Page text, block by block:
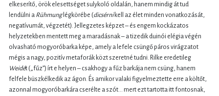
elkeserítő, örök elesettséget sulykoló oldalán, hanem mindig át tud
lendülni a Rühmunglégkörébe (dicsérnikell az élet minden vonatkozását,
negatívumát, végzetét). Jellegzetes képzet – és engem kockázatos
helyzetekben mentett meg a maradásnak – a tizedik duinói elégia végén
olvasható mogyoróbarka képe, amely a lefele csüngő páros virágzatot
mégis a nagy, pozitív metaforák közt szeretné tudni. Rilke eredetileg
Weidét („fűz”) írt e helyen – csakhogy a fűz barkája nem csüng, hanem
felfele büszkélkedik az ágon. És amikor valaki figyelmeztette erre a költőt,
azonnal mogyoróbarkára cserélte a szót… mert ezt tartotta itt fontosnak,